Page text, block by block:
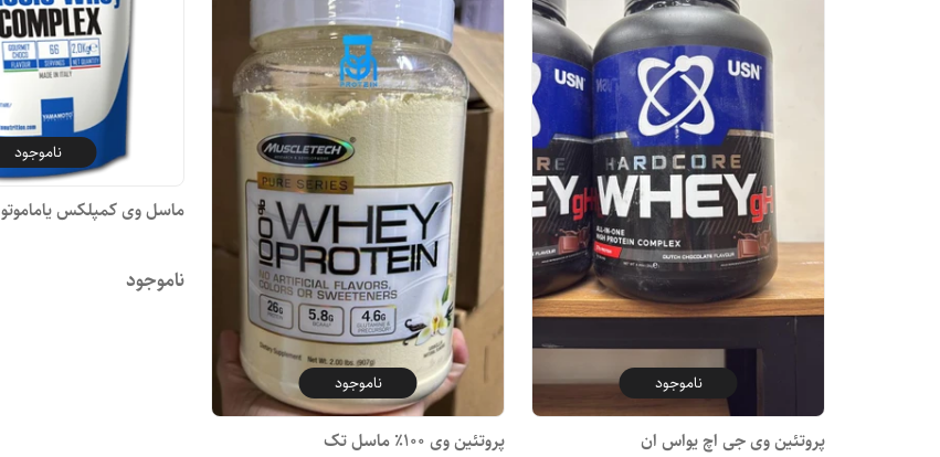
ناموجود
پروتئین وی جی اچ یواس ان
ناموجود
پروتئین وی 100٪ ماسل تک
ناموجود
ماسل وی کمپلکس یاماموتو
ناموجود